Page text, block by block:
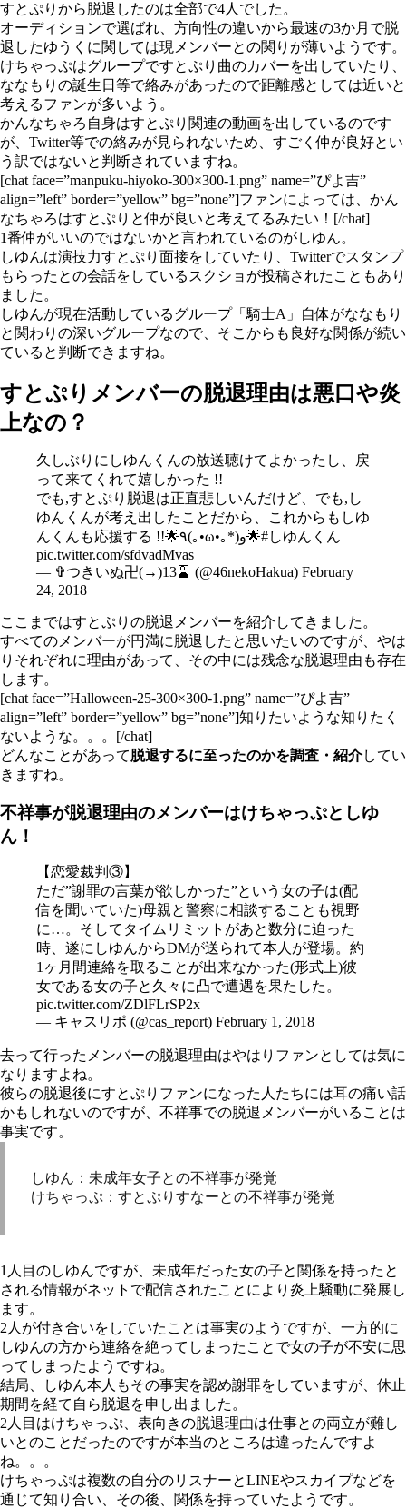
すとぷりから脱退したのは全部で4人でした。
オーディションで選ばれ、方向性の違いから最速の3か月で脱
退したゆうくに関しては現メンバーとの関りが薄いようです。
けちゃっぷはグループですとぷり曲のカバーを出していたり、
ななもりの誕生日等で絡みがあったので距離感としては近いと
考えるファンが多いよう。
かんなちゃろ自身はすとぷり関連の動画を出しているのです
が、Twitter等での絡みが見られないため、すごく仲が良好とい
う訳ではないと判断されていますね。
[chat face=”manpuku-hiyoko-300×300-1.png” name=”ぴよ吉”
align=”left” border=”yellow” bg=”none”]ファンによっては、かん
なちゃろはすとぷりと仲が良いと考えてるみたい！[/chat]
1番仲がいいのではないかと言われているのがしゆん。
しゆんは演技力すとぷり面接をしていたり、Twitterでスタンプ
もらったとの会話をしているスクショが投稿されたこともあり
ました。
しゆんが現在活動しているグループ「騎士A」自体がななもり
と関わりの深いグループなので、そこからも良好な関係が続い
ていると判断できますね。
すとぷりメンバーの脱退理由は悪口や炎
上なの？
久しぶりにしゆんくんの放送聴けてよかったし、戻
って来てくれて嬉しかった !!
でも,すとぷり脱退は正直悲しいんだけど、でも,し
ゆんくんが考え出したことだから、これからもしゆ
んくんも応援する !!🌟٩(｡•ω•｡*)و🌟#しゆんくん
pic.twitter.com/sfdvadMvas
— ✞つきいぬ卍(→)13🎴 (@46nekoHakua) February
24, 2018
ここまではすとぷりの脱退メンバーを紹介してきました。
すべてのメンバーが円満に脱退したと思いたいのですが、やは
りそれぞれに理由があって、その中には残念な脱退理由も存在
します。
[chat face=”Halloween-25-300×300-1.png” name=”ぴよ吉”
align=”left” border=”yellow” bg=”none”]知りたいような知りたく
ないような。。。[/chat]
どんなことがあって脱退するに至ったのかを調査・紹介してい
きますね。
不祥事が脱退理由のメンバーはけちゃっぷとしゆ
ん！
【恋愛裁判③】
ただ”謝罪の言葉が欲しかった”という女の子は(配
信を聞いていた)母親と警察に相談することも視野
に…。そしてタイムリミットがあと数分に迫った
時、遂にしゆんからDMが送られて本人が登場。約
1ヶ月間連絡を取ることが出来なかった(形式上)彼
女である女の子と久々に凸で遭遇を果たした。
pic.twitter.com/ZDlFLrSP2x
— キャスリポ (@cas_report) February 1, 2018
去って行ったメンバーの脱退理由はやはりファンとしては気に
なりますよね。
彼らの脱退後にすとぷりファンになった人たちには耳の痛い話
かもしれないのですが、不祥事での脱退メンバーがいることは
事実です。
しゆん：未成年女子との不祥事が発覚
けちゃっぷ：すとぷりすなーとの不祥事が発覚
1人目のしゆんですが、未成年だった女の子と関係を持ったと
される情報がネットで配信されたことにより炎上騒動に発展し
ます。
2人が付き合いをしていたことは事実のようですが、一方的に
しゆんの方から連絡を絶ってしまったことで女の子が不安に思
ってしまったようですね。
結局、しゆん本人もその事実を認め謝罪をしていますが、休止
期間を経て自ら脱退を申し出ました。
2人目はけちゃっぷ、表向きの脱退理由は仕事との両立が難し
いとのことだったのですが本当のところは違ったんですよ
ね。。。
けちゃっぷは複数の自分のリスナーとLINEやスカイプなどを
通じて知り合い、その後、関係を持っていたようです。